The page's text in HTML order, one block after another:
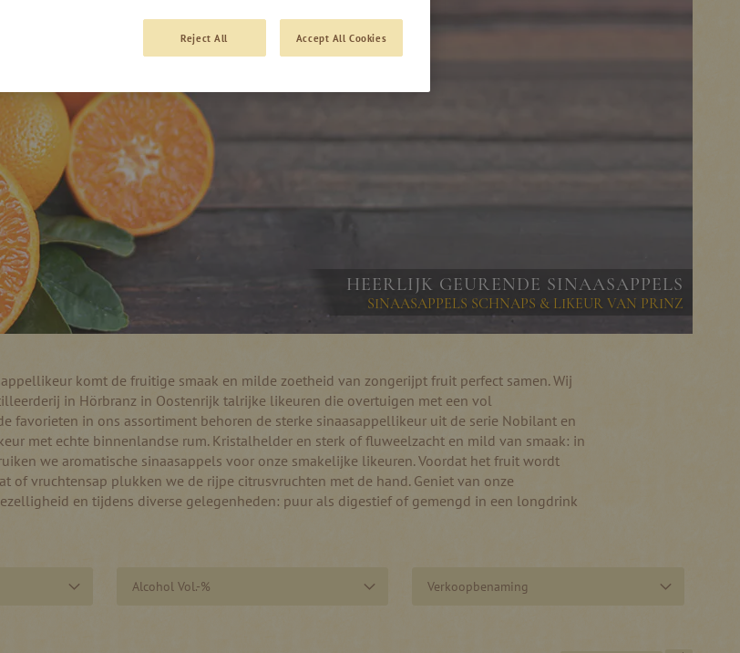
HEERLIJK GEURENDE SINAASAPPELS
SINAASAPPELS SCHNAPS & LIKEUR VAN PRINZ
komt de fruitige smaak en milde zoetheid van zongerijpt fruit perfect samen. Wij
in Hörbranz in Oostenrijk talrijke likeuren die overtuigen met een vol
favorieten in ons assortiment behoren de sterke sinaasappellikeur uit de serie Nobilant en
met echte binnenlandse rum. Kristalhelder en sterk of fluweelzacht en mild van smaak: in
we aromatische sinaasappels voor onze smakelijke likeuren. Voordat het fruit wordt
of vruchtensap plukken we de rijpe citrusvruchten met de hand. Geniet van onze
en tijdens diverse gelegenheden: puur als digestief of gemengd in een longdrink
Alcohol Vol.-% Verkoopbenaming
Reject All Accept All Cookies